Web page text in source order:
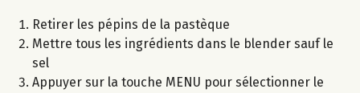
Retirer les pépins de la pastèque
Mettre tous les ingrédients dans le blender sauf le
sel
Appuyer sur la touche MENU pour sélectionner le